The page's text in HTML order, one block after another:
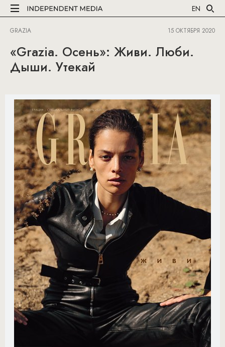
EN
GRAZIA 15 ОКТЯБРЯ 2020
«Grazia. Осень»: Живи. Люби.
Дыши. Утекай